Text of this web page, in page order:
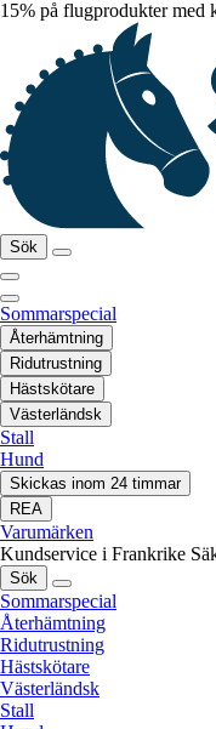
15% på flugprodukter med
Sök
Sommarspecial
Återhämtning
Ridutrustning
Hästskötare
Västerländsk
Stall
Hund
Skickas inom 24 timmar
REA
Varumärken
Kundservice i Frankrike
Sök
Sommarspecial
Återhämtning
Ridutrustning
Hästskötare
Västerländsk
Stall